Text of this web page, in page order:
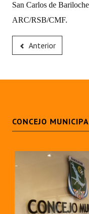
Datos Históricos
Premio al Mérito -
Banca del Vecino -
Huéspedes de Honor
Antiguos Pobladores -
San Carlos de
ARC/RSB/CMF.
Anterior
CONCEJO